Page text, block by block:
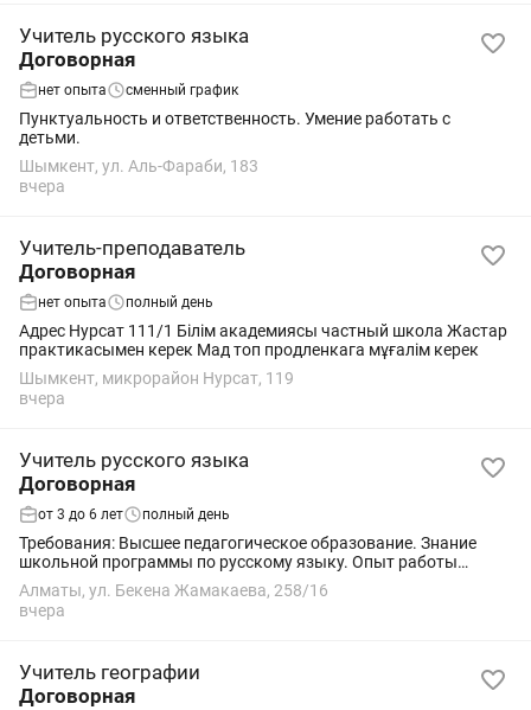
Учитель русского языка
Договорная
нет опыта сменный график
Пунктуальность и ответственность. Умение работать с
детьми.
Шымкент, ул. Аль-Фараби, 183
вчера
Учитель-преподаватель
Договорная
нет опыта полный день
Адрес Нурсат 111/1 Білім академиясы частный школа Жастар
практикасымен керек Мад топ продленкага мұғалім керек
Шымкент, микрорайон Нурсат, 119
вчера
Учитель русского языка
Договорная
от 3 до 6 лет полный день
Требования: Высшее педагогическое образование. Знание
школьной программы по русскому языку. Опыт работы
приветствуется. Ответственность, коммуникабельность,
любовь к детям. Обязанности: ...
Алматы, ул. Бекена Жамакаева, 258/16
вчера
Учитель географии
Договорная